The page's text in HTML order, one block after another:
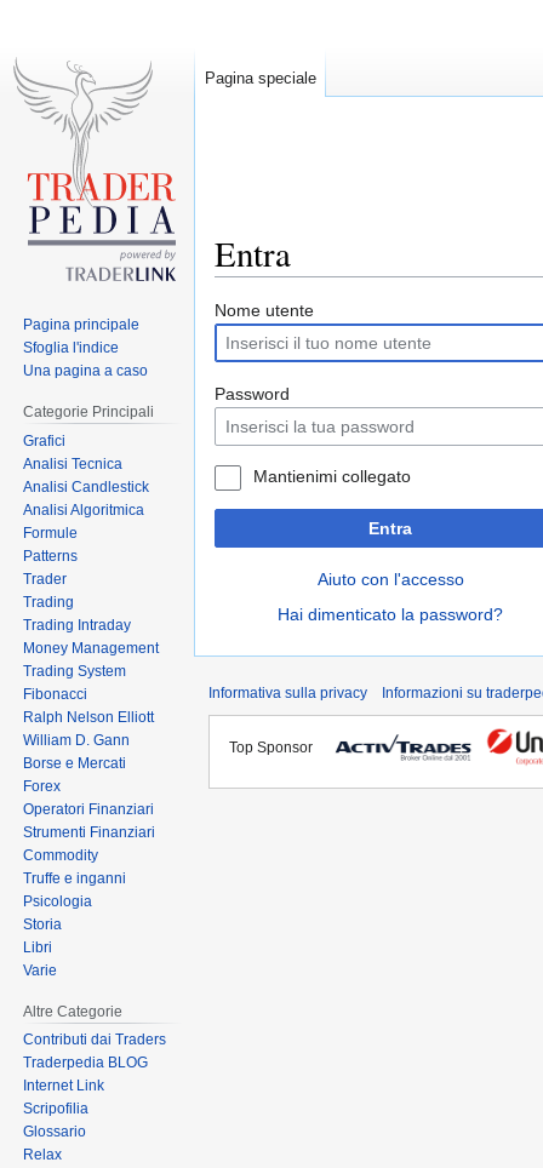
Entra
Jump
to
navigation
Jump
to
search
Nome utente
Password
Mantienimi collegato
Entra
Aiuto con l'accesso
Hai dimenticato la password?
Pagina speciale
Pagina principale
Sfoglia l'indice
Una pagina a caso
Categorie Principali
Grafici
Analisi Tecnica
Analisi Candlestick
Analisi Algoritmica
Formule
Patterns
Trader
Trading
Trading Intraday
Money Management
Trading System
Fibonacci
Ralph Nelson Elliott
William D. Gann
Borse e Mercati
Forex
Operatori Finanziari
Strumenti Finanziari
Commodity
Truffe e inganni
Psicologia
Storia
Libri
Varie
Altre Categorie
Contributi dai Traders
Traderpedia BLOG
Internet Link
Scripofilia
Glossario
Relax
Informativa sulla privacy Informazioni su
Top Sponsor